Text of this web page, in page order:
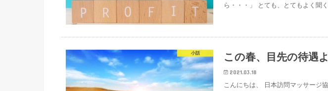
ら・・・」 とても、とてもよく聞
小話 この春、目先の待遇
2021.03.18
こんにちは、 日本訪問マッサージ